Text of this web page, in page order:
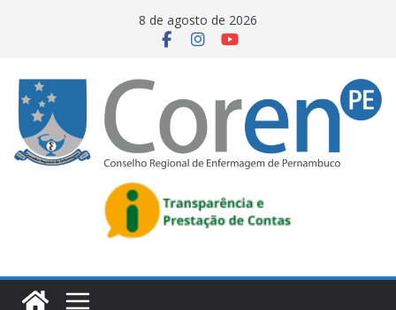
8 de agosto de 2026